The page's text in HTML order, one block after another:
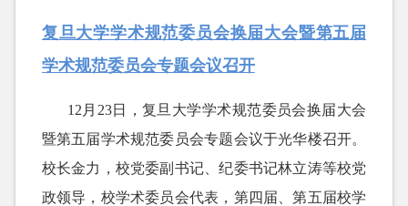
复旦大学学术规范委员会换届大会暨第五届
学术规范委员会专题会议召开
12月23日，复旦大学学术规范委员会换届大会
暨第五届学术规范委员会专题会议于光华楼召开。
校长金力，校党委副书记、纪委书记林立涛等校党
政领导，校学术委员会代表，第四届、第五届校学